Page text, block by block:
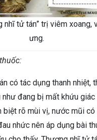
nhĩ tử tán” trị viêm xoang,
ưng.
có tác dụng thanh nhiệt,
như đang bị mất khứu
biệt rõ mùi vị, nước mũi có
nhức nên áp dụng bài